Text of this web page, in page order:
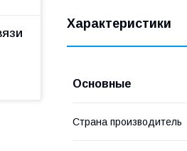
Характеристики
Основные
Страна производитель